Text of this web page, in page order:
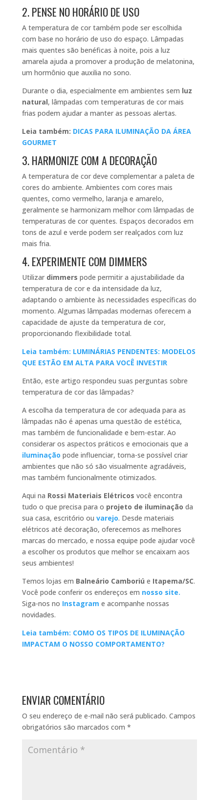
2. PENSE NO HORÁRIO DE USO
A temperatura de cor também pode ser escolhida
com base no horário de uso do espaço. Lâmpadas
mais quentes são benéficas à noite, pois a luz
amarela ajuda a promover a produção de melatonina,
um hormônio que auxilia no sono.
Durante o dia, especialmente em ambientes sem luz
natural, lâmpadas com temperaturas de cor mais
frias podem ajudar a manter as pessoas alertas.
Leia também: DICAS PARA ILUMINAÇÃO DA ÁREA
GOURMET
3. HARMONIZE COM A DECORAÇÃO
A temperatura de cor deve complementar a paleta de
cores do ambiente. Ambientes com cores mais
quentes, como vermelho, laranja e amarelo,
geralmente se harmonizam melhor com lâmpadas de
temperaturas de cor quentes. Espaços decorados em
tons de azul e verde podem ser realçados com luz
mais fria.
4. EXPERIMENTE COM DIMMERS
Utilizar dimmers pode permitir a ajustabilidade da
temperatura de cor e da intensidade da luz,
adaptando o ambiente às necessidades específicas do
momento. Algumas lâmpadas modernas oferecem a
capacidade de ajuste da temperatura de cor,
proporcionando flexibilidade total.
Leia também: LUMINÁRIAS PENDENTES: MODELOS
QUE ESTÃO EM ALTA PARA VOCÊ INVESTIR
Então, este artigo respondeu suas perguntas sobre
temperatura de cor das lâmpadas?
A escolha da temperatura de cor adequada para as
lâmpadas não é apenas uma questão de estética,
mas também de funcionalidade e bem-estar. Ao
considerar os aspectos práticos e emocionais que a
iluminação pode influenciar, torna-se possível criar
ambientes que não só são visualmente agradáveis,
mas também funcionalmente otimizados.
Aqui na Rossi Materiais Elétricos você encontra
tudo o que precisa para o projeto de iluminação da
sua casa, escritório ou varejo. Desde materiais
elétricos até decoração, oferecemos as melhores
marcas do mercado, e nossa equipe pode ajudar você
a escolher os produtos que melhor se encaixam aos
seus ambientes!
Temos lojas em Balneário Camboriú e Itapema/SC.
Você pode conferir os endereços em nosso site.
Siga-nos no Instagram e acompanhe nossas
novidades.
Leia também: COMO OS TIPOS DE ILUMINAÇÃO
IMPACTAM O NOSSO COMPORTAMENTO?
ENVIAR COMENTÁRIO
O seu endereço de e-mail não será publicado. Campos
obrigatórios são marcados com *